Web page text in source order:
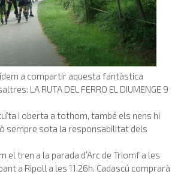
a compartir aquesta fantàstica
LA RUTA DEL FERRO EL DIUMENGE 9
i oberta a tothom, també els nens hi
sempre sota la responsabilitat dels
el tren a la parada d’Arc de Triomf a les
a Ripoll a les 11.26h. Cadascú comprarà